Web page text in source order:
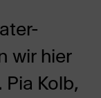
wir hier
Kolb,